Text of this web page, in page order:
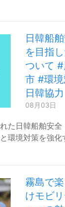
日韓船
を目指
ついて
市 #環
日韓協力
08月03日
た日韓船舶安
環境対策を強
霧島で
けモビ